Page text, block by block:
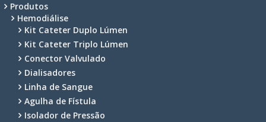
Produtos
Hemodiálise
Kit Cateter Duplo Lúmen
Kit Cateter Triplo Lúmen
Conector Valvulado
Dialisadores
Linha de Sangue
Agulha de Fístula
Isolador de Pressão